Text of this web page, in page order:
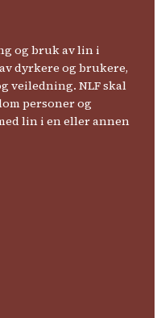
og bruk av lin i
dyrkere og brukere,
veiledning. NLF skal
personer og
lin i en eller annen